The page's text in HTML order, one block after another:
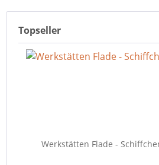
Topseller
Werkstätten Flade -